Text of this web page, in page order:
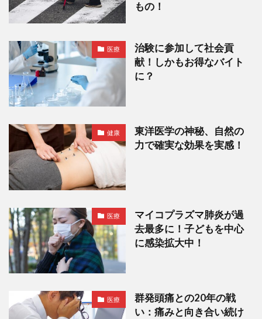
もの！
医療
治験に参加して社会貢
献！しかもお得なバイト
に？
健康
東洋医学の神秘、自然の
力で確実な効果を実感！
医療
マイコプラズマ肺炎が過
去最多に！子どもを中心
に感染拡大中！
医療
群発頭痛との20年の戦
い：痛みと向き合い続け